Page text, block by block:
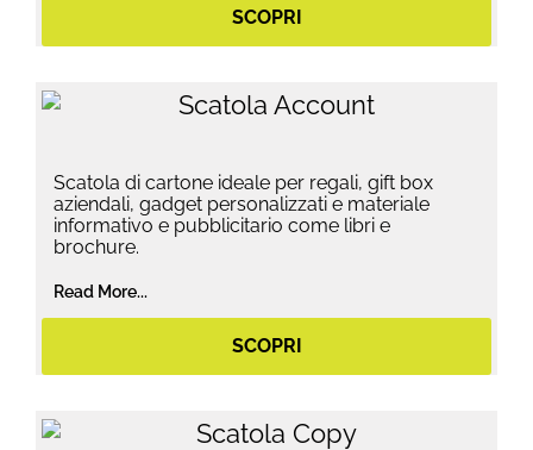
SCOPRI
Scatola di cartone ideale per regali, gift box
aziendali, gadget personalizzati e materiale
informativo e pubblicitario come libri e
brochure.
Read More...
SCOPRI